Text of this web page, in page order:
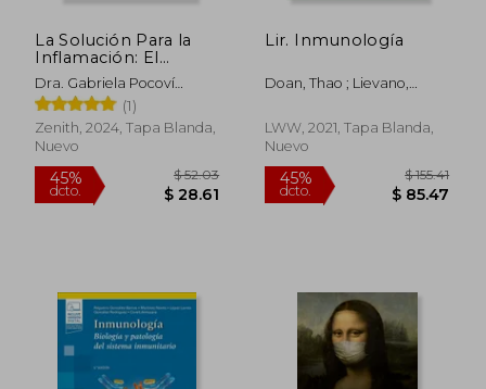
dcto. $ 41.26 dcto.
La Solución Para la
Inflamación: El
Método de 6
Semanas Para
Mejorar tus
Digestiones, Reducir
el Dolor, Prevenir
Ganar Vitalidad
Dra. Gabriela Pocoví
Gerardino
(1)
Zenith, 2024, Tapa Blanda,
Nuevo
Lir. Inmunología
Doan, Thao ; Lievano,
LWW, 2021, Tapa Blanda,
Nuevo